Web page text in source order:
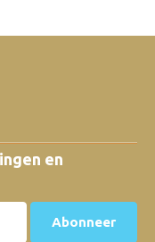
en
Abonneer